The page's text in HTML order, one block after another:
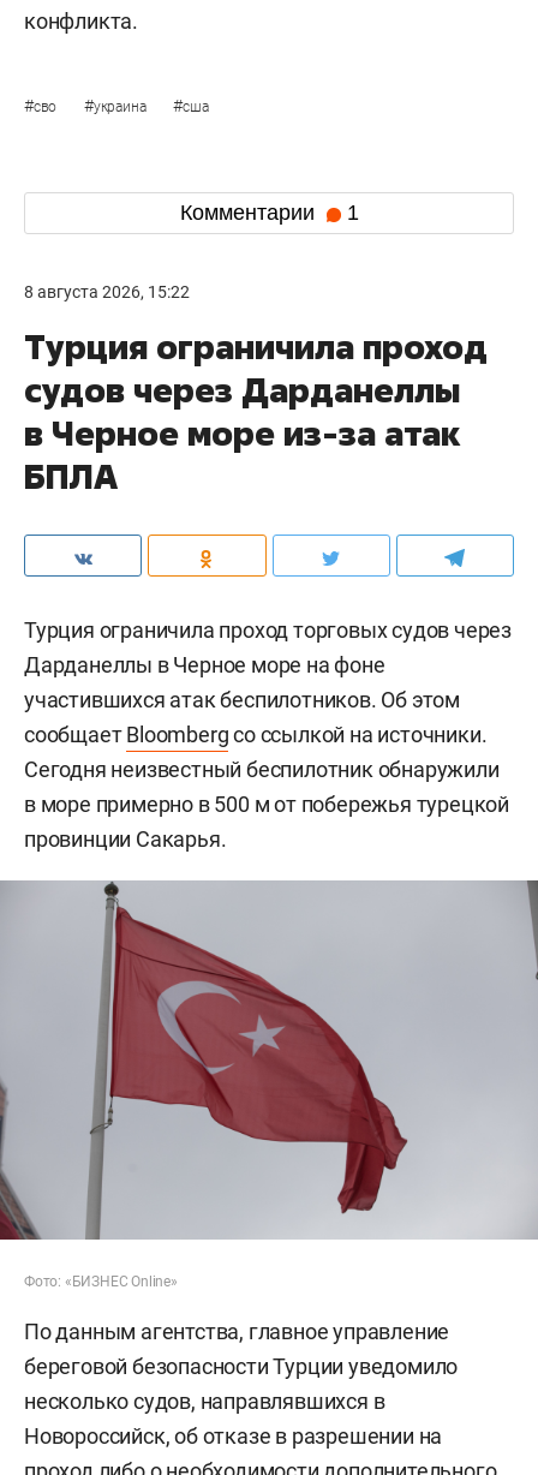
конфликта.
#сво #украина #сша
Комментарии 1
8 августа 2026, 15:22
Турция ограничила проход
судов через Дарданеллы
в Черное море из-за атак
БПЛА
Турция ограничила проход торговых судов через
Дарданеллы в Черное море на фоне
участившихся атак беспилотников. Об этом
сообщаетBloombergсо ссылкой на источники.
Сегодня неизвестный беспилотник обнаружили
в море примерно в 500 м от побережья турецкой
провинции Сакарья.
Фото: «БИЗНЕС Online»
По данным агентства, главное управление
береговой безопасности Турции уведомило
несколько судов, направлявшихся в
Новороссийск, об отказе в разрешении на